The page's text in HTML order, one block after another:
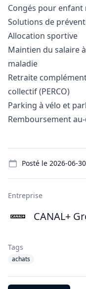
Congés pour enfant
Solutions de
Allocation sportive
Maintien du salaire
maladie
Retraite
collectif (PERCO)
Parking à vélo et
Remboursement
Posté le 2026-06-30
Entreprise
CANAL+
Tags
achats